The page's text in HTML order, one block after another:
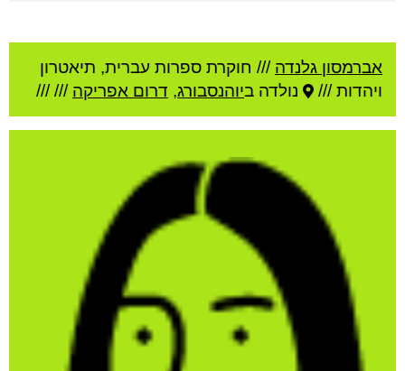
אברמסון גלנדה /// חוקרת ספרות עברית, תיאטרון
ויהדות ///
נולדה ביוהנסבורג, דרום אפריקה ///
///